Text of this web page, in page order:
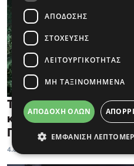
Το Lounge ήρθε στο
κερδίσεις ένα
Παναθηναϊκού AKTOR
4.8.2026
ΑΠΌΔΟΣΗΣ
ΣΤΌΧΕΥΣΗΣ
ΛΕΙΤΟΥΡΓΙΚΌΤΗΤΑΣ
ΜΗ ΤΑΞΙΝΟΜΗΜΈΝΑ
ΑΠΟΔΟΧΉ ΌΛΩΝ
ΕΜΦΆΝΙΣΗ